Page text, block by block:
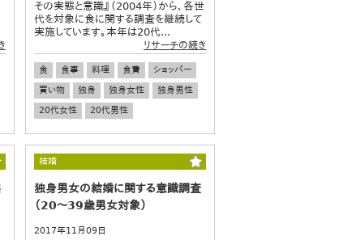
その実態と意識』（2004年）から、各世
代を対象に食に関する調査を継続して
実施しています。本年は20代...
リサーチの続き
食 食事 料理 食費
ショッパー
買い物
独身 独身女性
独身男性
20代女性
20代男性
結婚
独身男女の結婚に関する意識調査
（20～39歳男女対象）
2017年11月09日